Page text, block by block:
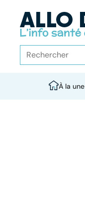
À la une